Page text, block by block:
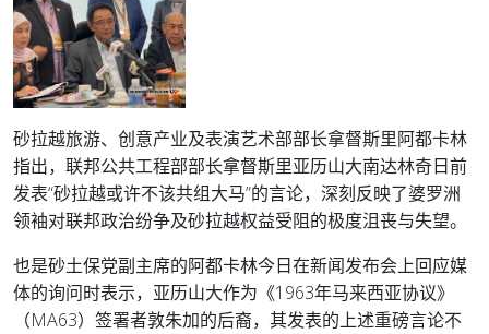
砂拉越旅游、创意产业及表演艺术部部长拿督斯里阿都卡林
指出，联邦公共工程部部长拿督斯里亚历山大南达林奇日前
发表“砂拉越或许不该共组大马”的言论，深刻反映了婆罗洲
领袖对联邦政治纷争及砂拉越权益受阻的极度沮丧与失望。
也是砂土保党副主席的阿都卡林今日在新闻发布会上回应媒
体的询问时表示，亚历山大作为《1963年马来西亚协议》
（MA63）签署者敦朱加的后裔，其发表的上述重磅言论不